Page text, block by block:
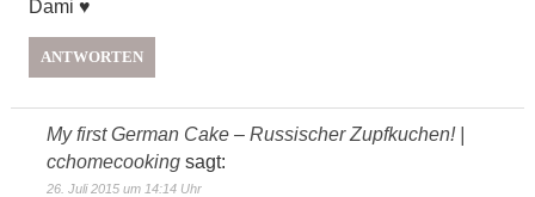
Dami ♥
ANTWORTEN
My first German Cake – Russischer Zupfkuchen! |
cchomecooking sagt:
26. Juli 2015 um 14:14 Uhr